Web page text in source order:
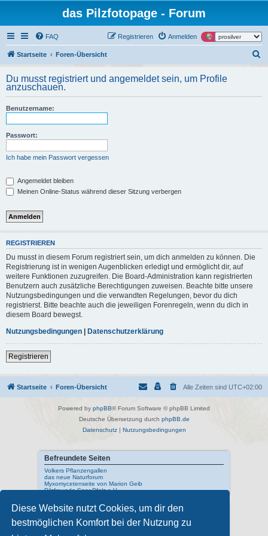
Diese Website nutzt Cookies, um dir den
bestmöglichen Komfort bei der Nutzung zu
das Pilzfotopage - Forum
FAQ Anmelden
Registrieren
Startseite Foren-Übersicht
u
h
Du musst registriert und angemeldet sein, um Profile
anzuschauen.
Benutzername:
Passwort:
Ich habe mein Passwort vergessen
Angemeldet bleiben
Meinen Online-Status während dieser Sitzung verbergen
REGISTRIEREN
Du musst in diesem Forum registriert sein, um dich anmelden zu können. Die
Registrierung ist in wenigen Augenblicken erledigt und ermöglicht dir, auf
weitere Funktionen zuzugreifen. Die Board-Administration kann registrierten
Benutzern auch zusätzliche Berechtigungen zuweisen. Beachte bitte unsere
Nutzungsbedingungen und die verwandten Regelungen, bevor du dich
registrierst. Bitte beachte auch die jeweiligen Forenregeln, wenn du dich in
diesem Board bewegst.
Nutzungsbedingungen | Datenschutzerklärung
Registrieren
Startseite Foren-Übersicht Alle Zeiten sind UTC+02:00
Powered by phpBB® Forum Software © phpBB Limited
Deutsche Übersetzung durch phpBB.de
Datenschutz| Nutzungsbedingungen
Befreundete Seiten
Volkers Pflanzengallen
das neue Naturforum
Myxomycetenseite von Marion Geib
Pilzfreunde Saar-Pfalz e.V.
Interne Links
Mykologisches Lexikon
meine Naturfotos